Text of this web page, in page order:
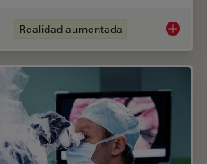
Realidad aumentada How